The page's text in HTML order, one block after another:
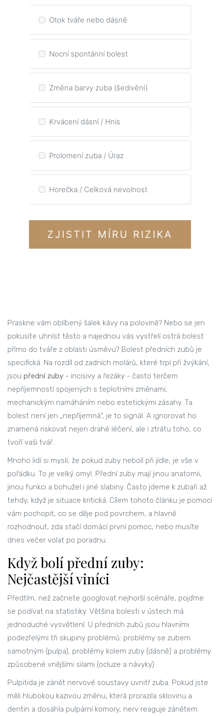
Otok tváře nebo dásně
Nocní spontánní bolest
Změna barvy zuba (šedivění)
Krvácení dásní / Hnis
Prolomení zuba / Úraz
Horečka / Celková nevolnost
ZJISTIT MÍRU RIZIKA
Praskne vám oblíbený šálek kávy na polovině? Nebo se jen
pokusíte uhníst těsto a najednou vás vystřelí ostrá bolest
přímo do tváře z oblasti úsměvu? Bolest předních zubů je
specifická. Na rozdíl od zadních molárů, které trpí při žvýkání,
jsou přední zuby - incisivy a řezáky - často terčem
nepříjemností spojených s teplotními změnami,
mechanickým namáháním nebo estetickými zásahy. Ta
bolest není jen „nepříjemná“, je to signál. A ignorovat ho
znamená riskovat nejen drahé léčení, ale i ztrátu toho, co
tvoří vaši tvář.
Mnoho lidí si myslí, že pokud zuby nebolí při jídle, je vše v
pořádku. To je velký omyl. Přední zuby mají jinou anatomii,
jinou funkci a bohužel i jiné slabiny. Často jdeme k zubaři až
tehdy, když je situace kritická. Cílem tohoto článku je pomoci
vám pochopit, co se děje pod povrchem, a hlavně
rozhodnout, zda stačí domácí první pomoc, nebo musíte
dnes večer volat po poradnu.
Když bolí přední zuby:
Nejčastější viníci
Předtím, než začnete googlovat nejhorší scénáře, pojďme
se podívat na statistiky. Většina bolesti v ústech má
jednoduché vysvětlení. U předních zubů jsou hlavními
podezřelými tři skupiny problémů: problémy se zubem
samotným (pulpa), problémy kolem zuby (dásně) a problémy
způsobené vnějšími silami (ocluze a návyky).
Pulpitida je zánět nervové soustavy uvnitř zuba. Pokud jste
měli hlubokou kazivou změnu, která prorazila sklovinu a
dentin a dosáhla pulpární komory, nerv reaguje zánětem.